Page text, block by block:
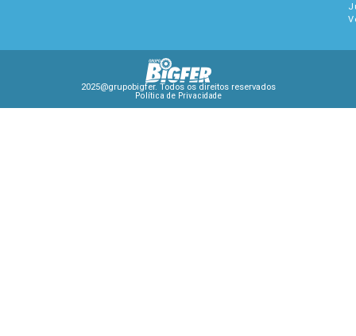
2025@grupobigfer. Todos os direitos reservados
Política de Privacidade